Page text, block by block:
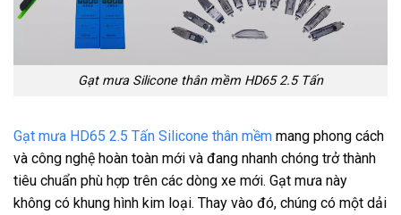
Gạt mưa Silicone thân mềm HD65 2.5 Tấn
Gạt mưa HD65 2.5 Tấn Silicone thân mềm mang phong cách
và công nghệ hoàn toàn mới và đang nhanh chóng trở thành
tiêu chuẩn phù hợp trên các dòng xe mới. Gạt mưa này
không có khung hình kim loại. Thay vào đó, chúng có một dải